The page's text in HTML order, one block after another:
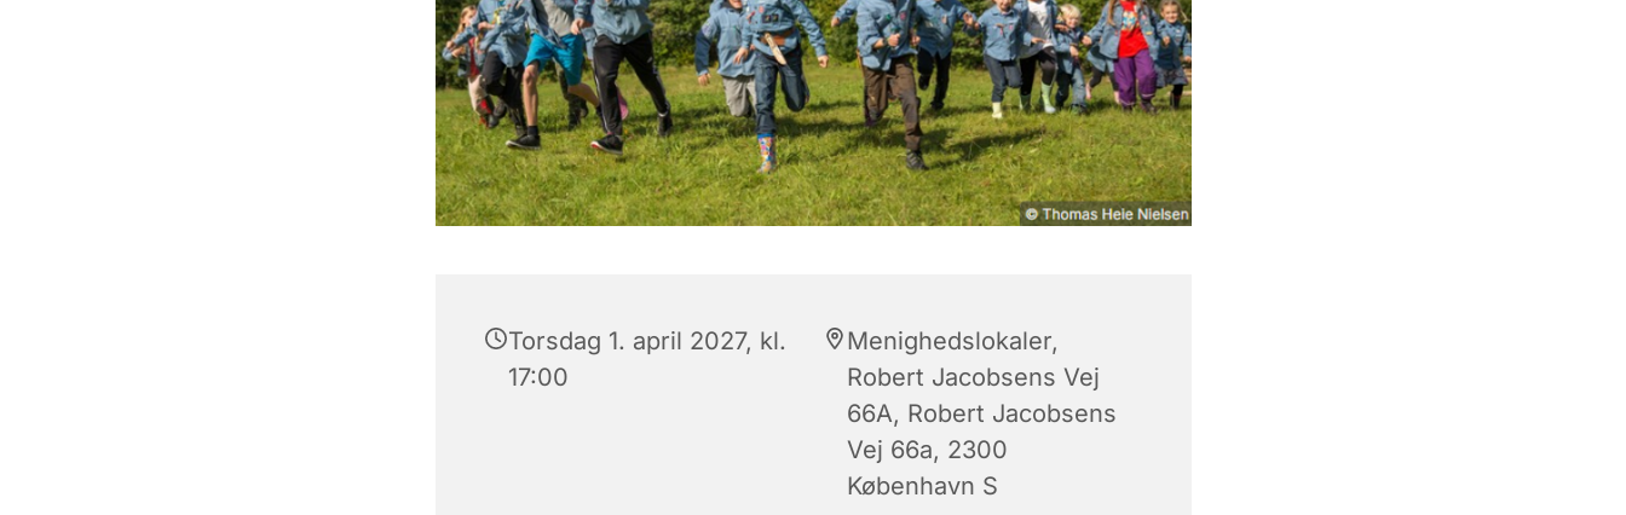
Torsdag 1. april 2027, kl.
17:00
Menighedslokaler,
Robert Jacobsens Vej
66A, Robert Jacobsens
Vej 66a, 2300
København S